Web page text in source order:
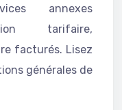
annexes
tarifaire,
facturés. Lisez
générales de